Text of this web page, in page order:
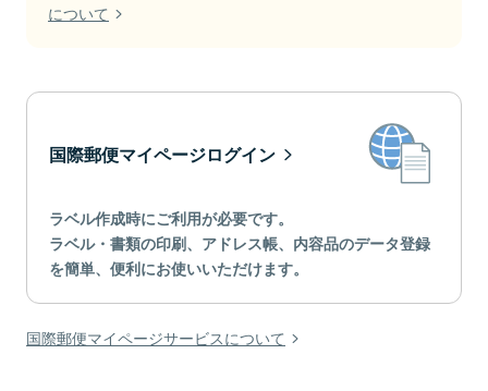
について
国際郵便マイページログイン
ラベル作成時にご利用が必要です。
ラベル・書類の印刷、アドレス帳、内容品のデータ登録
を簡単、便利にお使いいただけます。
国際郵便マイページサービスについて